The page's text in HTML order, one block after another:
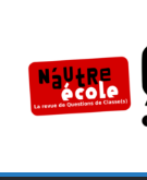
contenu